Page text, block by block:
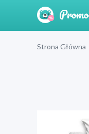
Strona Główna